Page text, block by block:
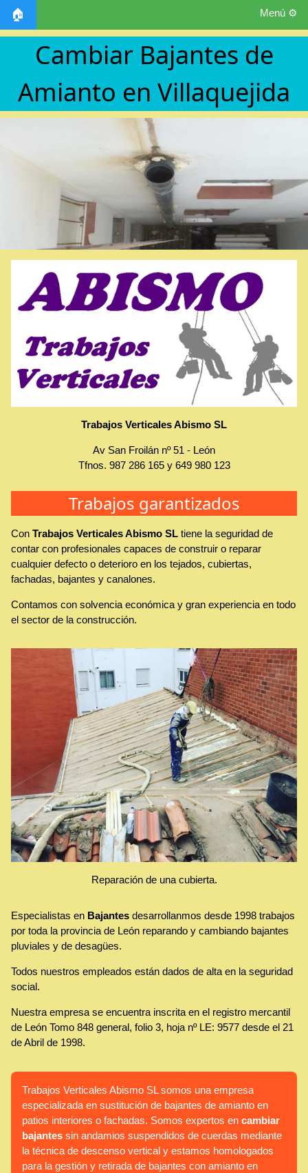
🏠 Menú ⚙️
Cambiar Bajantes de
Amianto en Villaquejida
Trabajos Verticales Abismo SL
Av San Froilán nº 51 - León
Tfnos. 987 286 165y 649 980 123
Trabajos garantizados
Con Trabajos Verticales Abismo SL tiene la seguridad de
contar con profesionales capaces de construir o reparar
cualquier defecto o deterioro en los tejados, cubiertas,
fachadas, bajantes y canalones.
Contamos con solvencia económica y gran experiencia en todo
el sector de la construcción.
Reparación de una cubierta.
Especialistas en Bajantes desarrollanmos desde 1998 trabajos
por toda la provincia de León reparando y cambiando bajantes
pluviales y de desagües.
Todos nuestros empleados están dados de alta en la seguridad
social.
Nuestra empresa se encuentra inscrita en el registro mercantil
de León Tomo 848 general, folio 3, hoja nº LE: 9577 desde el 21
de Abril de 1998.
Trabajos Verticales Abismo SL somos una empresa
especializada en sustitución de bajantes de amianto en
patios interiores o fachadas. Somos expertos en cambiar
bajantes sin andamios suspendidos de cuerdas mediante
la técnica de descenso vertical y estamos homologados
para la gestión y retirada de bajantes con amianto en